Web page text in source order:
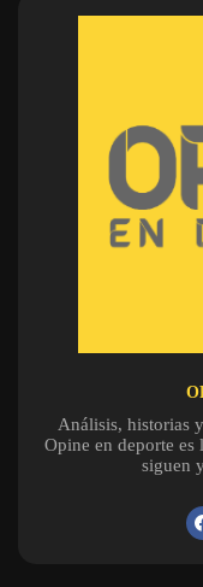
Análisis, historias
Opine en deporte
siguen